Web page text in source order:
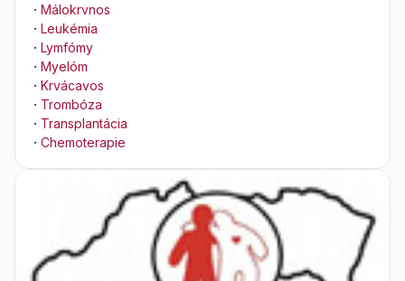
· Málokrvnos
· Leukémia
· Lymfómy
· Myelóm
· Krvácavos
· Trombóza
· Transplantácia
· Chemoterapie